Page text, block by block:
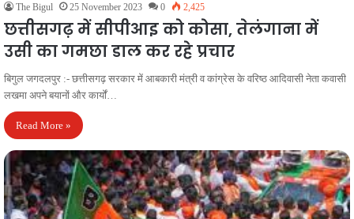
The Bigul 25 November 2023 0 2,425
छत्तीसगढ़ में सीपीआइ को कोसा, तेलंगाना में
उसी का गमछा डाल कर रहे प्रचार
बिगुल जगदलपुर :- छत्तीसगढ़ सरकार में आबकारी मंत्री व कांग्रेस के वरिष्ठ आदिवासी नेता कवासी
लखमा अपने बयानों और कार्यों…
Read More »